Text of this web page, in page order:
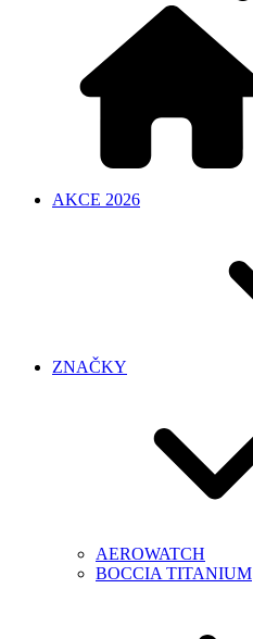
AKCE 2026
ZNAČKY
AEROWATCH
BOCCIA TITANIUM